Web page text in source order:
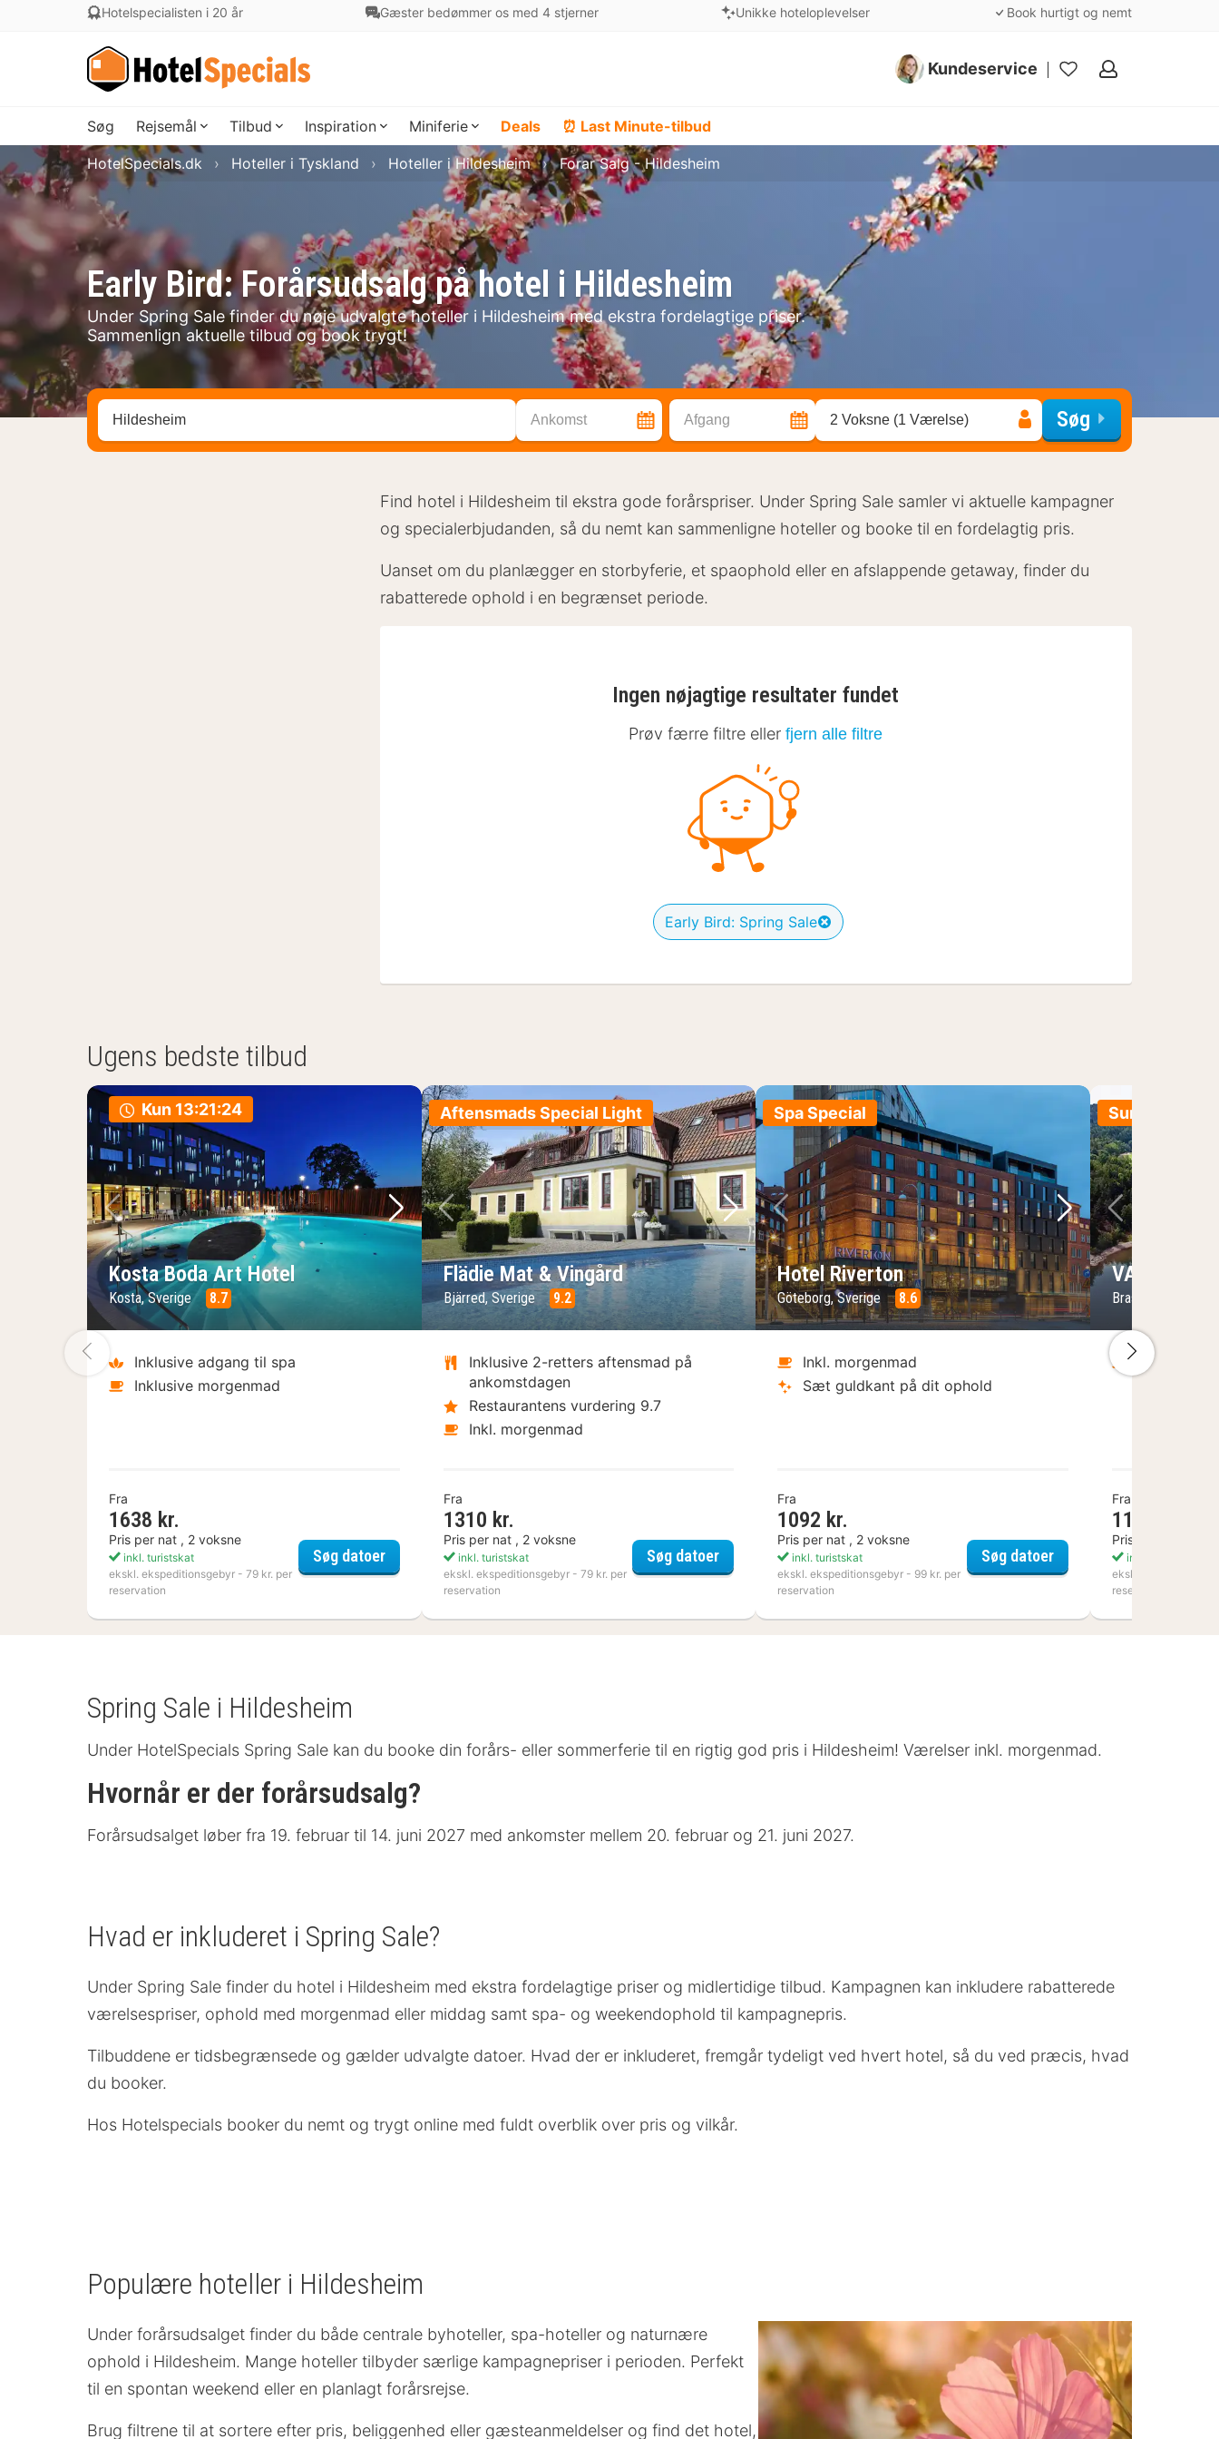
Hotelspecialisten i 20 år Gæster bedømmer os med 4 stjerner Unikke hoteloplevelser Book hurtigt og nemt
Kundeservice
Mine
Søg Rejsemål Tilbud Inspiration Miniferie Deals ⏰ Last Minute-tilbud
Early Bird: Forårsudsalg på hotel i Hildesheim
Under Spring Sale finder du nøje udvalgte hoteller i Hildesheim med ekstra fordelagtige priser.
Sammenlign aktuelle tilbud og book trygt!
HotelSpecials.dk Hoteller i Tyskland Hoteller i Hildesheim Forar Salg - Hildesheim
Søg efter destination ... Ankomst Afgang 2 Voksne (1 Værelse) Søg
Find hotel i Hildesheim til ekstra gode forårspriser. Under Spring Sale samler vi aktuelle kampagner
og specialerbjudanden, så du nemt kan sammenligne hoteller og booke til en fordelagtig pris.
Uanset om du planlægger en storbyferie, et spaophold eller en afslappende getaway, finder du
rabatterede ophold i en begrænset periode.
Ingen nøjagtige resultater fundet
Prøv færre filtre ellerfjern alle filtre
Early Bird: Spring Sale
Ugens bedste tilbud
Kun 13:21:23
Forrige billede
Næste billede
Kosta Boda Art Hotel
Kosta, Sverige 8.7
Inklusive adgang til spa
Inklusive morgenmad
Fra
1638 kr.
Pris per nat , 2 voksne
inkl. turistskat
ekskl. ekspeditionsgebyr - 79 kr. per
reservation
Søg datoerKosta Boda Art Hotel
Aftensmads Special Light
Forrige billede
Næste billede
Flädie Mat & Vingård
Bjärred, Sverige 9.2
Inklusive 2-retters aftensmad på
ankomstdagen
Restaurantens vurdering 9.7
Inkl. morgenmad
Fra
1310 kr.
Pris per nat , 2 voksne
inkl. turistskat
ekskl. ekspeditionsgebyr - 79 kr. per
reservation
Søg datoerFlädie Mat & Vingård
Spa Special
Forrige billede
Næste billede
Hotel Riverton
Göteborg, Sverige 8.6
Inkl. morgenmad
Sæt guldkant på dit ophold
Fra
1092 kr.
Pris per nat , 2 voksne
inkl. turistskat
ekskl. ekspeditionsgebyr - 99 kr. per
reservation
Søg datoerHotel Riverton
Summer Sale
Forrige
VANN
Brastad, Sverige
Inklusive
Fra
1106 kr.
Pris per nat , 2
inkl. turistskat
ekskl.
reservation
Forrige billede Næste
Spring Sale i Hildesheim
Under HotelSpecials Spring Sale kan du booke din forårs- eller sommerferie til en rigtig god pris i Hildesheim! Værelser inkl. morgenmad.
Hvornår er der forårsudsalg?
Forårsudsalget løber fra 19. februar til 14. juni 2027 med ankomster mellem 20. februar og 21. juni 2027.
Hvad er inkluderet i Spring Sale?
Under Spring Sale finder du hotel i Hildesheim med ekstra fordelagtige priser og midlertidige tilbud. Kampagnen kan inkludere rabatterede
værelsespriser, ophold med morgenmad eller middag samt spa- og weekendophold til kampagnepris.
Tilbuddene er tidsbegrænsede og gælder udvalgte datoer. Hvad der er inkluderet, fremgår tydeligt ved hvert hotel, så du ved præcis, hvad
du booker.
Hos Hotelspecials booker du nemt og trygt online med fuldt overblik over pris og vilkår.
Populære hoteller i Hildesheim
Under forårsudsalget finder du både centrale byhoteller, spa-hoteller og naturnære
ophold i Hildesheim. Mange hoteller tilbyder særlige kampagnepriser i perioden. Perfekt
til en spontan weekend eller en planlagt forårsrejse.
Brug filtrene til at sortere efter pris, beliggenhed eller gæsteanmeldelser og find det hotel,